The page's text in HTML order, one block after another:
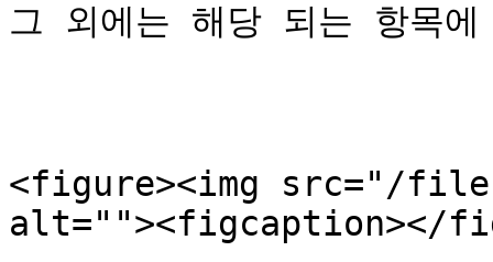
그 외에는 해당 되는 항목
<figure><img src="/files/
alt=""><figcaption></